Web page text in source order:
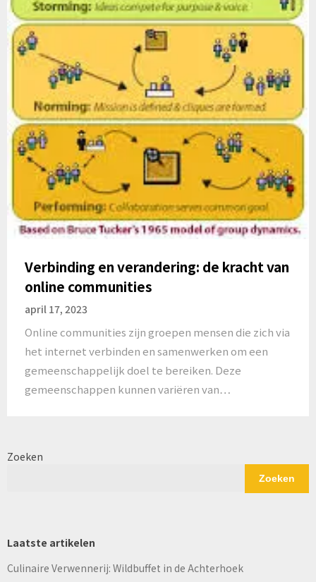
Verbinding en verandering: de kracht van
online communities
april 17, 2023
Online communities zijn groepen mensen die zich via
het internet verbinden en samenwerken om een
gemeenschappelijk doel te bereiken. Deze
gemeenschappen kunnen variëren van…
Zoeken
Zoeken
Laatste artikelen
Culinaire Verwennerij: Wildbuffet in de Achterhoek